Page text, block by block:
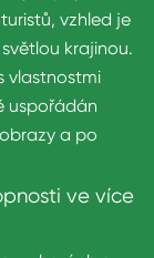
vzhled je
krajinou.
vlastnostmi
uspořádán
a po
ve více